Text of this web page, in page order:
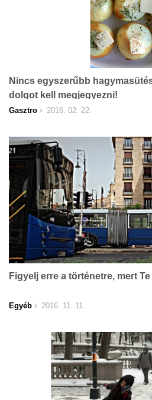
Nincs egyszerűbb
dolgot kell megjegyezni!
Gasztro 2016. 02. 22.
Figyelj erre a történetre, mert
Egyéb 2016. 11. 11.